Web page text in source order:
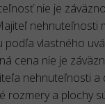
nie je
nehnuteľnosti
vlastného
cena nie je
nehnuteľnosti a
rozmery a plochy